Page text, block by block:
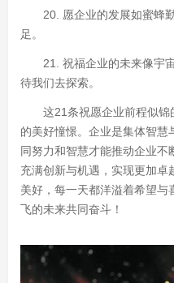
20. 愿企业的发展如蜜蜂
足。
21. 祝福企业的未来像宇
待我们去探索。
这21条祝愿企业前程似
的美好憧憬。企业是集体智
同努力和智慧才能推动企业
充满创新与机遇，实现更加卓
美好，每一天都洋溢着希望
飞的未来共同奋斗！